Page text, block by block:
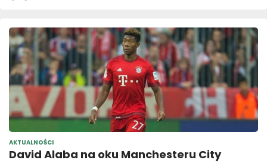
AKTUALNOŚCI
David Alaba na oku Manchesteru City